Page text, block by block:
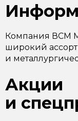
Компания ВСМ
широкий
и
Акции
и